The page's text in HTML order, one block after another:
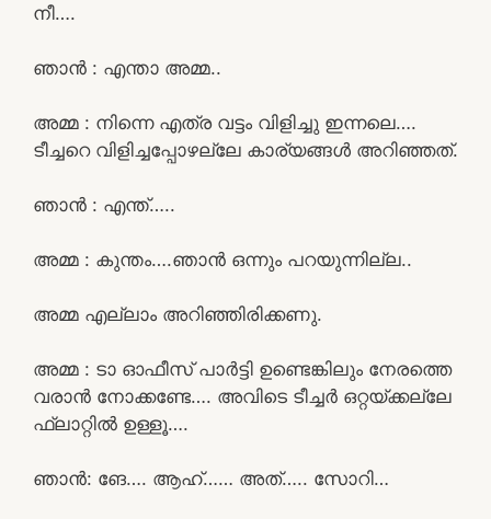
നീ….
ഞാൻ : എന്താ അമ്മ..
അമ്മ : നിന്നെ എത്ര വട്ടം വിളിച്ചു ഇന്നലെ….
ടീച്ചറെ വിളിച്ചപ്പോഴല്ലേ കാര്യങ്ങൾ അറിഞ്ഞത്.
ഞാൻ : എന്ത്…..
അമ്മ : കുന്തം….ഞാൻ ഒന്നും പറയുന്നില്ല..
അമ്മ എല്ലാം അറിഞ്ഞിരിക്കണു.
അമ്മ : ടാ ഓഫീസ് പാർട്ടി ഉണ്ടെങ്കിലും നേരത്തെ
വരാൻ നോക്കണ്ടേ…. അവിടെ ടീച്ചർ ഒറ്റയ്ക്കല്ലേ
ഫ്ലാറ്റിൽ ഉള്ളൂ….
ഞാൻ: ങേ…. ആഹ്…… അത്….. സോറി…